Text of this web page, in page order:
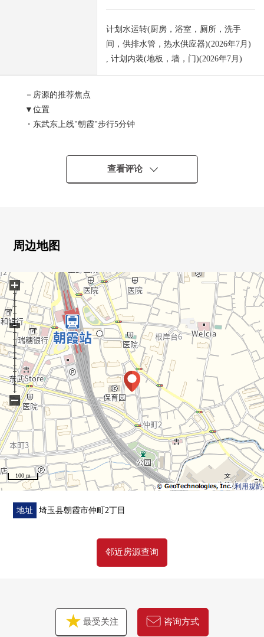
计划水运转(厨房，浴室，厕所，洗手
间，供排水管，热水供应器)(2026年7月)
, 计划内装(地板，墙，门)(2026年7月)
－房源的推荐焦点
▼位置
・东武东上线"朝霞"步行5分钟
▼Mansion的特徴
・平成7年築的新防震标准Mansion
・可饲养宠物（有规定）
・有约2.5m的天花板高度，有开放感觉的居室
▼翻新内容(2026年7月完毕)
[交换]
・附带洗碗机的组合厨房
・盥洗台
・暖气换气干燥机在的整体卫浴
・温水冲洗功能在的厕所
・再加热功能在的热水供应器
[换新]
・地板·层瓷砖
・Cross
・门
・供水管、排水管(室内一侧)
[其他]
・空调1套NEW设置，
・室内清洁
・在周围，多数有便利设施，便于每天的购物
查看评论
周边地图
利用規約
100 m
+
−
地址 埼玉县朝霞市仲町2丁目
邻近房源查询
最受关注 咨询方式